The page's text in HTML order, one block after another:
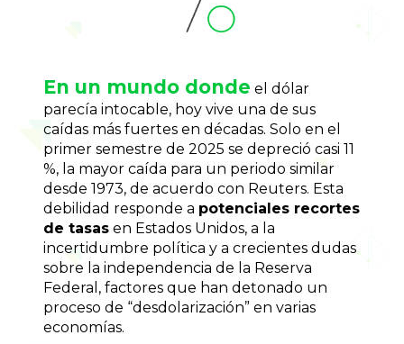
En un mundo donde el dólar
parecía intocable, hoy vive una de sus
caídas más fuertes en décadas. Solo en el
primer semestre de 2025 se depreció casi 11
%, la mayor caída para un periodo similar
desde 1973, de acuerdo con Reuters. Esta
debilidad responde a potenciales recortes
de tasas en Estados Unidos, a la
incertidumbre política y a crecientes dudas
sobre la independencia de la Reserva
Federal, factores que han detonado un
proceso de “desdolarización” en varias
economías.